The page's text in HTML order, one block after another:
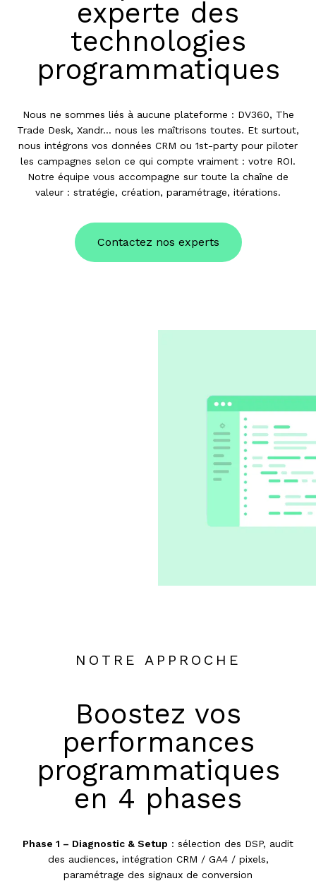
experte des
technologies
programmatiques
Nous ne sommes liés à aucune plateforme : DV360, The
Trade Desk, Xandr… nous les maîtrisons toutes. Et surtout,
nous intégrons vos données CRM ou 1st-party pour piloter
les campagnes selon ce qui compte vraiment : votre ROI.
Notre équipe vous accompagne sur toute la chaîne de
valeur : stratégie, création, paramétrage, itérations.
Contactez nos experts
NOTRE APPROCHE
Boostez vos
performances
programmatiques
en 4 phases
Phase 1 – Diagnostic & Setup : sélection des DSP, audit
des audiences, intégration CRM / GA4 / pixels,
paramétrage des signaux de conversion